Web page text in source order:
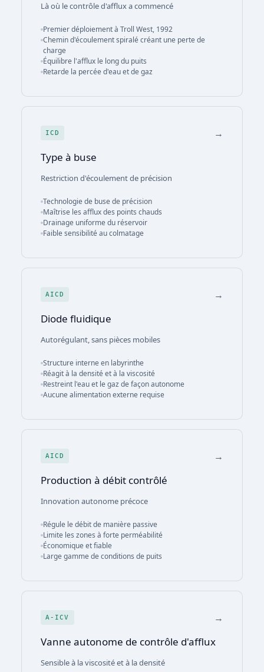
Là où le contrôle d'afflux a commencé
Premier déploiement à Troll West, 1992
Chemin d'écoulement spiralé créant une perte de
charge
Équilibre l'afflux le long du puits
Retarde la percée d'eau et de gaz
ICD →
Type à buse
Restriction d'écoulement de précision
Technologie de buse de précision
Maîtrise les afflux des points chauds
Drainage uniforme du réservoir
Faible sensibilité au colmatage
AICD →
Diode fluidique
Autorégulant, sans pièces mobiles
Structure interne en labyrinthe
Réagit à la densité et à la viscosité
Restreint l'eau et le gaz de façon autonome
Aucune alimentation externe requise
AICD →
Production à débit contrôlé
Innovation autonome précoce
Régule le débit de manière passive
Limite les zones à forte perméabilité
Économique et fiable
Large gamme de conditions de puits
A-ICV →
Vanne autonome de contrôle d'afflux
Sensible à la viscosité et à la densité